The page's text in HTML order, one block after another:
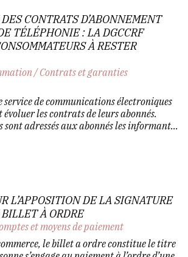
CONTRATS D’ABONNEMENT
TÉLÉPHONIE : LA DGCCRF
À RESTER
/Contrats et garanties
service de communications électroniques
les contrats de leurs abonnés.
sont adressés aux abonnés les informant...
L’APPOSITION DE LA SIGNATURE
BILLET À ORDRE
et moyens de paiement
le billet a ordre constitue le titre